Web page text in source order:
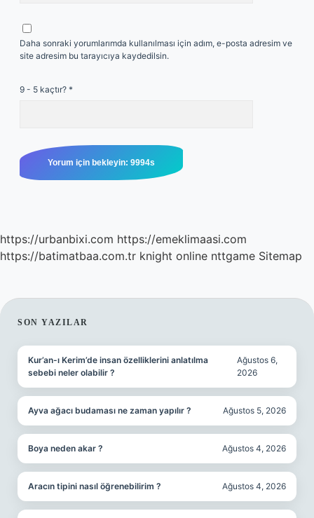
Daha sonraki yorumlarımda kullanılması için adım, e-posta adresim ve
site adresim bu tarayıcıya kaydedilsin.
9 - 5 kaçtır? *
https://urbanbixi.com https://emeklimaasi.com
https://batimatbaa.com.tr knight online nttgame Sitemap
SIDEBAR
SON YAZILAR
Kur’an-ı Kerim’de insan özelliklerini anlatılma
sebebi neler olabilir ?
Ağustos 6,
2026
Ayva ağacı budaması ne zaman yapılır ? Ağustos 5, 2026
Boya neden akar ? Ağustos 4, 2026
Aracın tipini nasıl öğrenebilirim ? Ağustos 4, 2026